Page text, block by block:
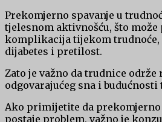
Prekomjerno spavanje u
tjelesnom aktivnošću, što
komplikacija tijekom
dijabetes i pretilost.
Zato je važno da trudnice održe
odgovarajućeg sna i
Ako primijetite da prekomjerno
postaje problem, važno je